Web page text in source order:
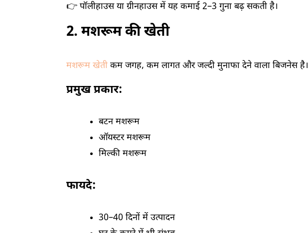
👉 पॉलीहाउस या ग्रीनहाउस में यह कमाई 2–3 गुना बढ़ सकती है।
2. मशरूम की खेती
मशरूम खेती कम जगह, कम लागत और जल्दी मुनाफा देने वाला बिजनेस है।
प्रमुख प्रकार:
बटन मशरूम
ऑयस्टर मशरूम
मिल्की मशरूम
फायदे:
30–40 दिनों में उत्पादन